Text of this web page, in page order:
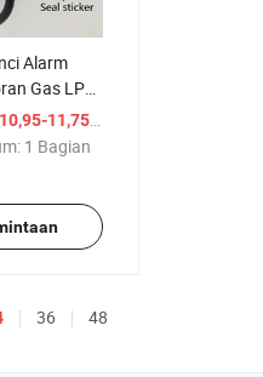
Alarm
Gas LPG
11,75
1 Bagian
36 48